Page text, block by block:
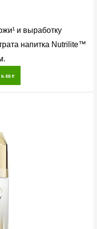
и выработку
напитка Nutrilite™